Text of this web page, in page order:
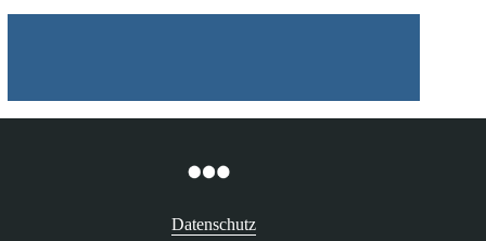
Datenschutz